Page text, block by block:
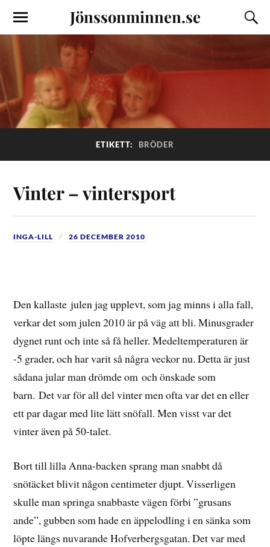
Jönssonminnen.se
ETIKETT: BRÖDER
Vinter – vintersport
INGA-LILL 26 DECEMBER 2010
Den kallaste julen jag upplevt, som jag minns i alla fall,
verkar det som julen 2010 är på väg att bli. Minusgrader
dygnet runt och inte så få heller. Medeltemperaturen är
-5 grader, och har varit så några veckor nu. Detta är just
sådana jular man drömde om och önskade som
barn. Det var för all del vinter men ofta var det en eller
ett par dagar med lite lätt snöfall. Men visst var det
vinter även på 50-talet.
Bort till lilla Anna-backen sprang man snabbt då
snötäcket blivit någon centimeter djupt. Visserligen
skulle man springa snabbaste vägen förbi ”grusans
ande”, gubben som hade en äppelodling i en sänka som
löpte längs nuvarande Hofverbergsgatan. Det var med